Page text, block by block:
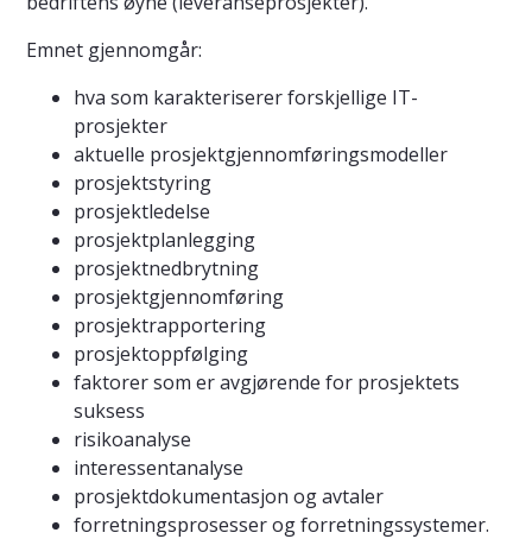
Emnet gjennomgår:
hva som karakteriserer forskjellige IT-
prosjekter
aktuelle prosjektgjennomføringsmodeller
prosjektstyring
prosjektledelse
prosjektplanlegging
prosjektnedbrytning
prosjektgjennomføring
prosjektrapportering
prosjektoppfølging
faktorer som er avgjørende for prosjektets
suksess
risikoanalyse
interessentanalyse
prosjektdokumentasjon og avtaler
forretningsprosesser og forretningssystemer.